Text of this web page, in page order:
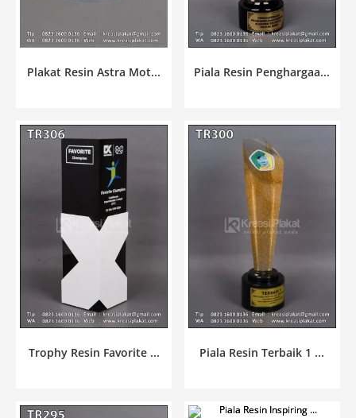
Plakat Resin Astra Mot... Piala Resin Penghargaa...
Trophy Resin Favorite ... Piala Resin Terbaik 1 ...